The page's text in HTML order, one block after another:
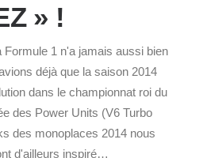
» !
Formule 1 n'a jamais aussi bien
déjà que la saison 2014
dans le championnat roi du
des Power Units (V6 Turbo
des monoplaces 2014 nous
d'ailleurs inspiré…